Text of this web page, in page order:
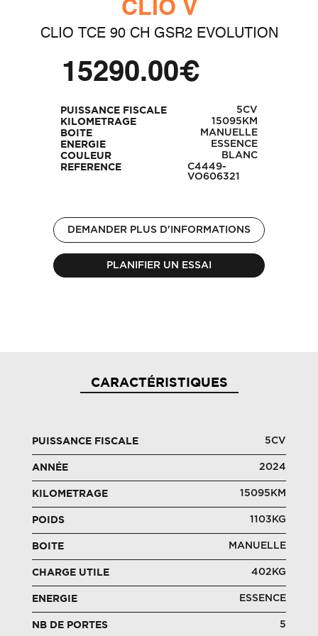
CLIO V
CLIO TCE 90 CH GSR2 EVOLUTION
15290.00€
PUISSANCE FISCALE 5CV
KILOMETRAGE 15095KM
BOITE MANUELLE
ENERGIE ESSENCE
COULEUR BLANC
REFERENCE
C4449-
VO606321
DEMANDER PLUS D'INFORMATIONS
PLANIFIER UN ESSAI
CARACTÉRISTIQUES
PUISSANCE FISCALE 5CV
ANNÉE 2024
KILOMETRAGE 15095KM
POIDS 1103KG
BOITE MANUELLE
CHARGE UTILE 402KG
ENERGIE ESSENCE
NB DE PORTES 5